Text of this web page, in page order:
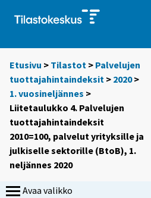
Etusivu > Tilastot > Palvelujen
tuottajahintaindeksit > 2020>
1. vuosineljännes >
Liitetaulukko 4. Palvelujen
tuottajahintaindeksit
2010=100, palvelut yrityksille ja
julkiselle sektorille (BtoB), 1.
neljännes 2020
Avaa valikko